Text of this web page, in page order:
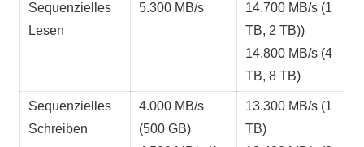
Sequenzielles
Lesen
5.300 MB/s
14.700 MB/s (1
TB, 2 TB))
14.800 MB/s (4
TB, 8 TB)
Sequenzielles
Schreiben
4.000 MB/s
(500 GB)
13.300 MB/s (1
TB)